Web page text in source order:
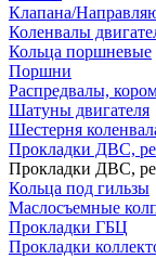
Клапана/
Коленвалы
Кольца поршневые
Поршни
Распредвалы,
Шатуны двигателя
Шестерня
Прокладки ДВС,
Прокладки ДВС,
Кольца под гильзы
Маслосъемные
Прокладки ГБЦ
Прокладки